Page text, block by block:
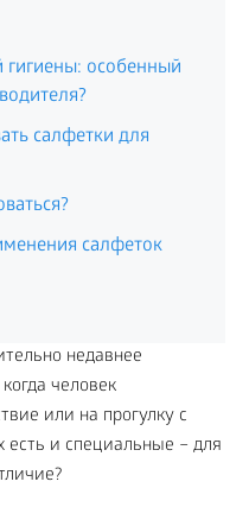
особенный
салфетки для
салфеток
недавнее
человек
или на прогулку с
и специальные – для